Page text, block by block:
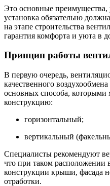
Это основные
установка обязательно
на этапе строительства
гарантия комфорта и уюта в
Принцип работы
В первую очередь,
качественного
основных способа, которыми
конструкцию:
горизонтальный;
вертикальный
Специалисты рекомендуют
что при таком расположении
конструкции крыши, фасада
отработки.